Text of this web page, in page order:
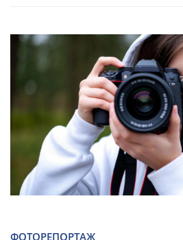
ФОТОРЕПОРТАЖ